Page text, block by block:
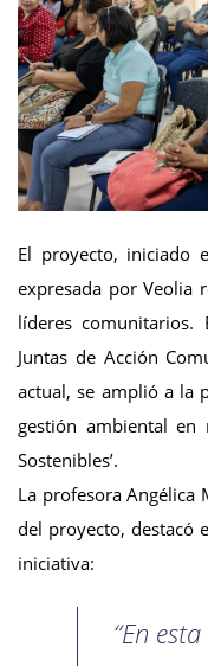
El proyecto, iniciado
expresada por Veolia
líderes comunitarios.
Juntas de Acción
actual, se amplió a la
gestión ambiental en
Sostenibles’.
La profesora Angélica
del proyecto, destacó
iniciativa:
“En